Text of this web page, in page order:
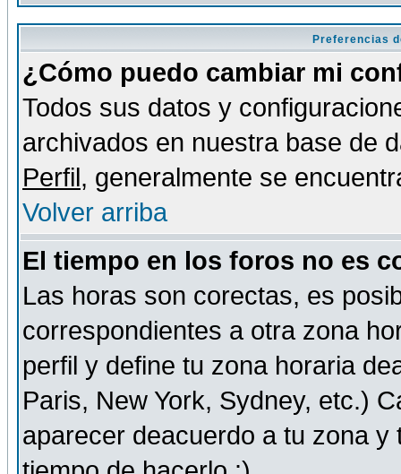
Preferencias
¿Cómo puedo cambiar mi
Todos sus datos y
archivados en nuestra base de
Perfil, generalmente se
Volver arriba
El tiempo en los foros no es
Las horas son corectas, es
correspondientes a otra zona
perfil y define tu zona horaria
Paris, New York, Sydney, etc.)
aparecer deacuerdo a tu zona